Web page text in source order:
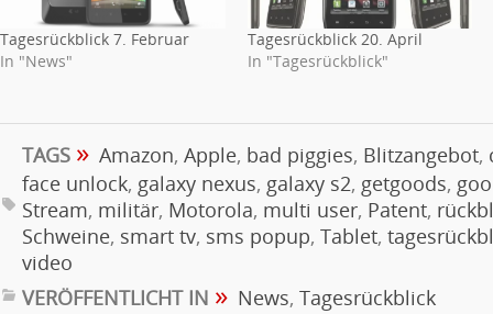
Tagesrückblick 7. Februar
In "News"
Tagesrückblick 20. April
In "Tagesrückblick"
TAGS » Amazon, Apple, bad piggies, Blitzangebot,
face unlock, galaxy nexus, galaxy s2, getgoods,
Stream, militär, Motorola, multi user, Patent,
Schweine, smart tv, sms popup, Tablet,
video
VERÖFFENTLICHT IN » News, Tagesrückblick